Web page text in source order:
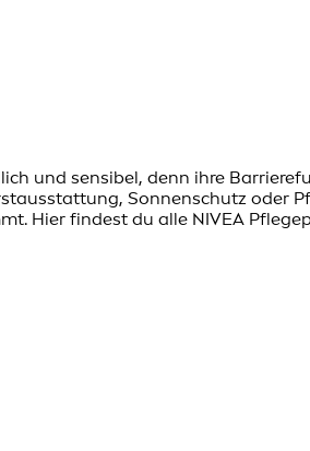
und sensibel, denn ihre
Sonnenschutz oder
Hier findest du alle NIVEA